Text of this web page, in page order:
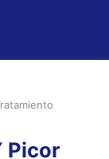
Picor